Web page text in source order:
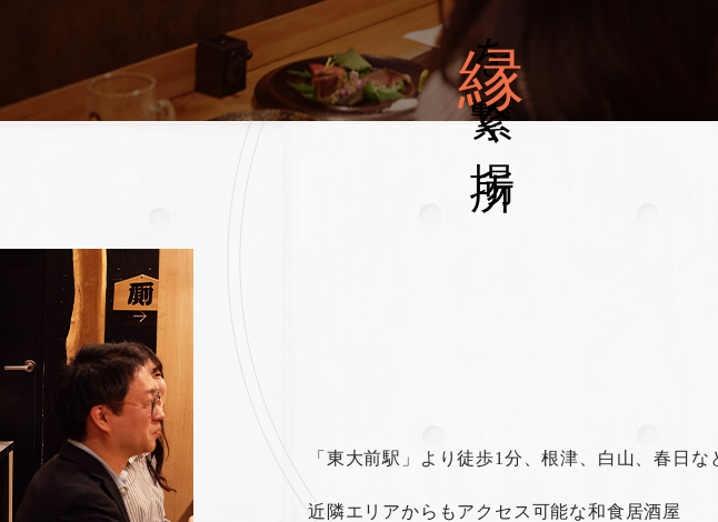
を繋ぐ場所
「東大前駅」より徒歩1分、根津、白山、春日な
近隣エリアからもアクセス可能な和食居酒屋